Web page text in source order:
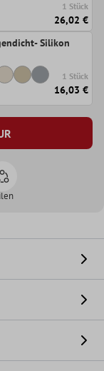
1 Stück
26,02 €
Silikon
1 Stück
16,03 €